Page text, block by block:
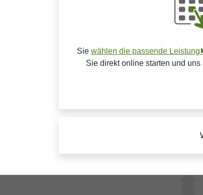
Sie wählen die passende Leistung
Sie direkt online starten und uns